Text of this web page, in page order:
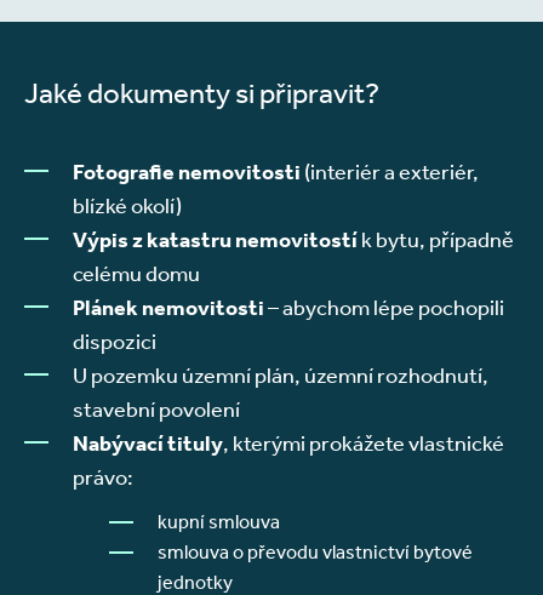
Jaké dokumenty si připravit?
Fotografie nemovitosti (interiér a exteriér,
blízké okolí)
Výpis z katastru nemovitostík bytu, případně
celému domu
Plánek nemovitosti– abychom lépe pochopili
dispozici
U pozemku územní plán, územní rozhodnutí,
stavební povolení
Nabývací tituly, kterými prokážete vlastnické
právo:
kupní smlouva
smlouva o převodu vlastnictví bytové
jednotky